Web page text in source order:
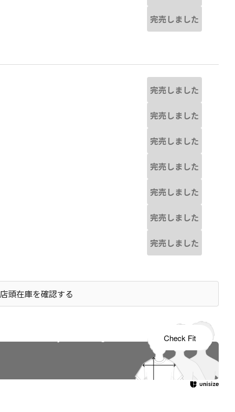
完売しました
完売しました
完売しました
完売しました
完売しました
完売しました
完売しました
完売しました
店頭在庫を確認する
Check Fit